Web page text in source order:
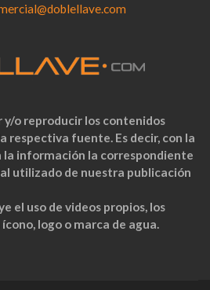
o reproducir los contenidos
respectiva fuente. Es decir, con la
la información la correspondiente
utilizado de nuestra publicación
el uso de videos propios, los
logo o marca de agua.